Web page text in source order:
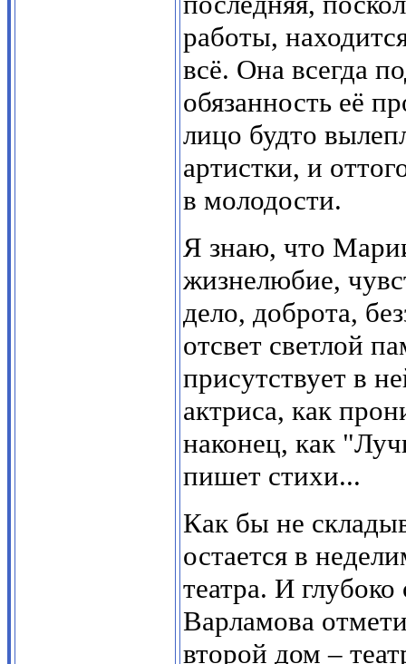
работы,
всё. Она всегда
обязанность её
лицо будто
артистки, и
в молодости.
Я знаю, что
жизнелюбие,
дело, доброта,
отсвет светлой
присутствует в
актриса, как
наконец, как
пишет стихи...
Как бы не
остается в
театра. И
Варламова
второй дом –